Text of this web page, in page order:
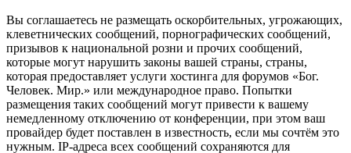
Вы соглашаетесь не размещать оскорбительных, угрожающих,
клеветнических сообщений, порнографических сообщений,
призывов к национальной розни и прочих сообщений,
которые могут нарушить законы вашей страны, страны,
которая предоставляет услуги хостинга для форумов «Бог.
Человек. Мир.» или международное право. Попытки
размещения таких сообщений могут привести к вашему
немедленному отключению от конференции, при этом ваш
провайдер будет поставлен в известность, если мы сочтём это
нужным. IP-адреса всех сообщений сохраняются для